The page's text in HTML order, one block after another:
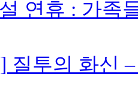
연휴 : 가족
질투의 화신